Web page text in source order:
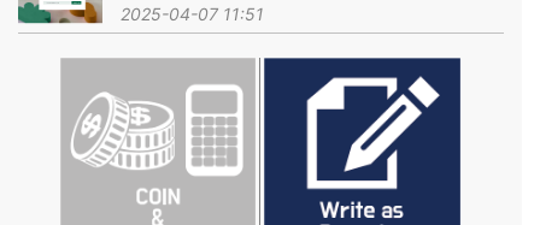
2025-04-07 11:51